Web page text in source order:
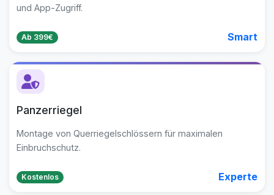
und App-Zugriff.
Ab 399€ Smart
Panzerriegel
Montage von Querriegelschlössern für maximalen
Einbruchschutz.
Kostenlos Experte